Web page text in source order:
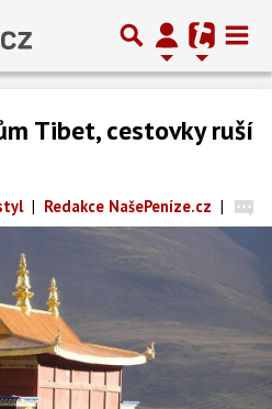
Tibet, cestovky ruší
| Redakce NašePeníze.cz |